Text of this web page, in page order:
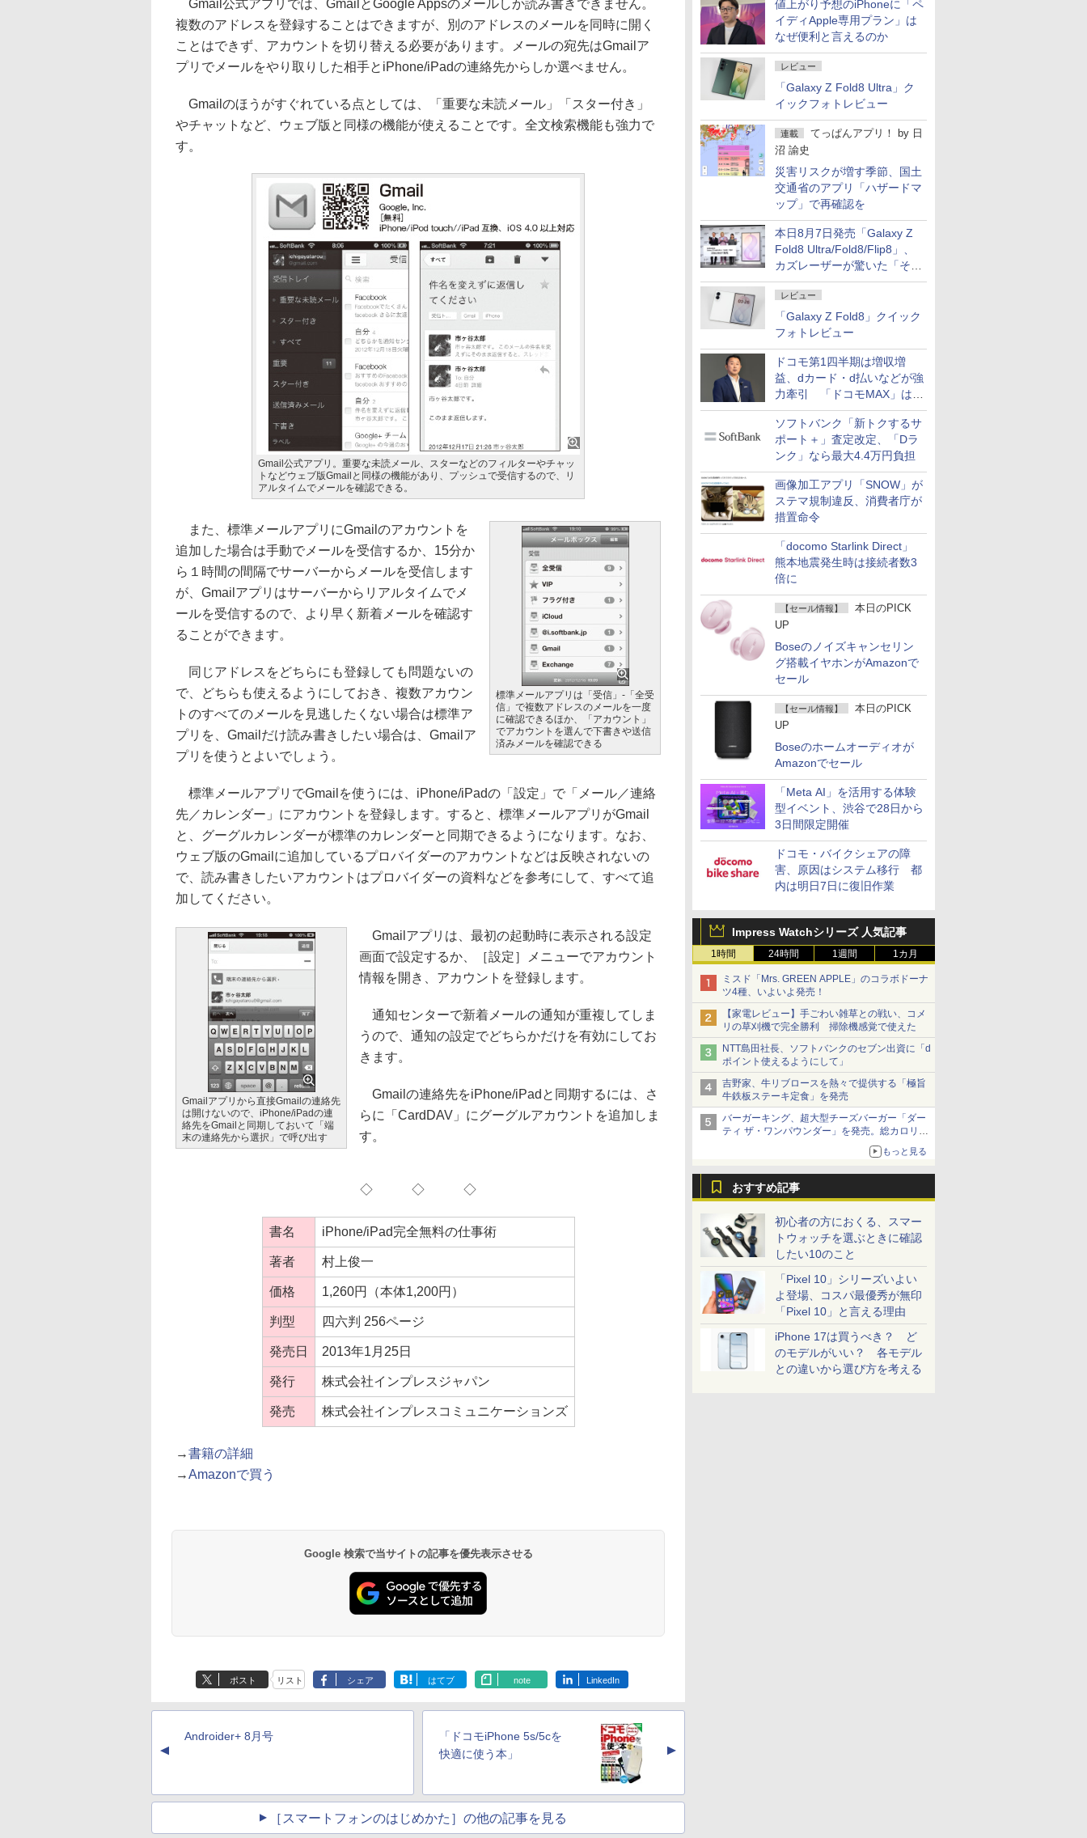
値上がり予想のiPhoneに「ペ
イディApple専用プラン」は
なぜ便利と言えるのか
レビュー
「Galaxy Z Fold8 Ultra」ク
イックフォトレビュー
連載 てっぱんアプリ！ by 日
沼 諭史
災害リスクが増す季節、国土
交通省のアプリ「ハザードマ
ップ」で再確認を
本日8月7日発売「Galaxy Z
Fold8 Ultra/Fold8/Flip8」、
カズレーザーが驚いた「そば
屋のメニュー並みの薄さ」
レビュー
「Galaxy Z Fold8」クイック
フォトレビュー
ドコモ第1四半期は増収増
益、dカード・d払いなどが強
力牽引 「ドコモMAX」は
400万契約突破
ソフトバンク「新トクするサ
ポート＋」査定改定、「Dラ
ンク」なら最大4.4万円負担
画像加工アプリ「SNOW」が
ステマ規制違反、消費者庁が
措置命令
「docomo Starlink Direct」
熊本地震発生時は接続者数3
倍に
【セール情報】
本日のPICK
UP
Boseのノイズキャンセリン
グ搭載イヤホンがAmazonで
セール
【セール情報】
本日のPICK
UP
Boseのホームオーディオが
Amazonでセール
「Meta AI」を活用する体験
型イベント、渋谷で28日から
3日間限定開催
ドコモ・バイクシェアの障
害、原因はシステム移行 都
内は明日7日に復旧作業
Impress Watchシリーズ 人気記事
1時間 24時間 1週間 1カ月
ミスド「Mrs. GREEN APPLE」のコラボドーナ
ツ4種、いよいよ発売！
【家電レビュー】手ごわい雑草との戦い、コメ
リの草刈機で完全勝利 掃除機感覚で使えた
NTT島田社長、ソフトバンクのセブン出資に「d
ポイント使えるようにして」
吉野家、牛リブロースを熱々で提供する「極旨
牛鉄板ステーキ定食」を発売
バーガーキング、超大型チーズバーガー「ダー
ティ ザ・ワンパウンダー」を発売。総カロリー
もっと見る
おすすめ記事
初心者の方におくる、スマー
トウォッチを選ぶときに確認
したい10のこと
「Pixel 10」シリーズいよい
よ登場、コスパ最優秀が無印
「Pixel 10」と言える理由
iPhone 17は買うべき？ ど
のモデルがいい？ 各モデル
との違いから選び方を考える
Gmail公式アプリでは、GmailとGoogle Appsのメールしか読み書きできません。
複数のアドレスを登録することはできますが、別のアドレスのメールを同時に開く
ことはできず、アカウントを切り替える必要があります。メールの宛先はGmailア
プリでメールをやり取りした相手とiPhone/iPadの連絡先からしか選べません。
Gmailのほうがすぐれている点としては、「重要な未読メール」「スター付き」
やチャットなど、ウェブ版と同様の機能が使えることです。全文検索機能も強力で
す。
Gmail公式アプリ。重要な未読メール、スターなどのフィルターやチャッ
トなどウェブ版Gmailと同様の機能があり、プッシュで受信するので、リ
アルタイムでメールを確認できる。
標準メールアプリは「受信」-「全受
信」で複数アドレスのメールを一度
に確認できるほか、「アカウント」
でアカウントを選んで下書きや送信
済みメールを確認できる
また、標準メールアプリにGmailのアカウントを
追加した場合は手動でメールを受信するか、15分か
ら１時間の間隔でサーバーからメールを受信します
が、Gmailアプリはサーバーからリアルタイムでメ
ールを受信するので、より早く新着メールを確認す
ることができます。
同じアドレスをどちらにも登録しても問題ないの
で、どちらも使えるようにしておき、複数アカウン
トのすべてのメールを見逃したくない場合は標準ア
プリを、Gmailだけ読み書きしたい場合は、Gmailア
プリを使うとよいでしょう。
標準メールアプリでGmailを使うには、iPhone/iPadの「設定」で「メール／連絡
先／カレンダー」にアカウントを登録します。すると、標準メールアプリがGmail
と、グーグルカレンダーが標準のカレンダーと同期できるようになります。なお、
ウェブ版のGmailに追加しているプロバイダーのアカウントなどは反映されないの
で、読み書きしたいアカウントはプロバイダーの資料などを参考にして、すべて追
加してください。
Gmailアプリから直接Gmailの連絡先
は開けないので、iPhone/iPadの連
絡先をGmailと同期しておいて「端
末の連絡先から選択」で呼び出す
Gmailアプリは、最初の起動時に表示される設定
画面で設定するか、［設定］メニューでアカウント
情報を開き、アカウントを登録します。
通知センターで新着メールの通知が重複してしま
うので、通知の設定でどちらかだけを有効にしてお
きます。
Gmailの連絡先をiPhone/iPadと同期するには、さ
らに「CardDAV」にグーグルアカウントを追加しま
す。
◇ ◇ ◇
書名 iPhone/iPad完全無料の仕事術
著者 村上俊一
価格 1,260円（本体1,200円）
判型 四六判 256ページ
発売日 2013年1月25日
発行 株式会社インプレスジャパン
発売 株式会社インプレスコミュニケーションズ
→書籍の詳細
→Amazonで買う
Google 検索で当サイトの記事を優先表示させる
ポスト リスト シェア はてブ note LinkedIn
▲
Androider+ 8月号
「ドコモiPhone 5s/5cを
快適に使う本」
▲
［スマートフォンのはじめかた］の他の記事を見る